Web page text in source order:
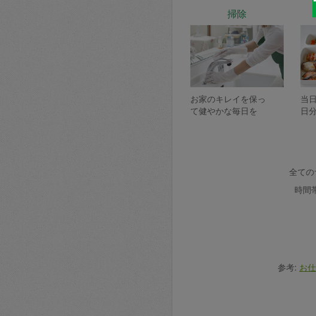
掃除
お家のキレイを保っ
て健やかな毎日を
当
日
全ての
時間
参考: お